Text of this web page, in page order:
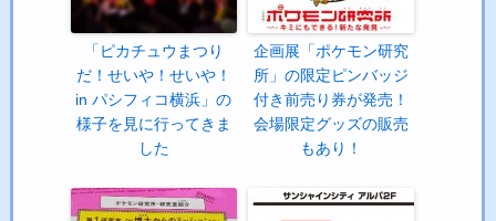
「ピカチュウまつり
だ！せいや！せいや！
in パシフィコ横浜」の
様子を見に行ってきま
した
企画展「ポケモン研究
所」の限定ピンバッジ
付き前売り券が発売！
会場限定グッズの販売
もあり！